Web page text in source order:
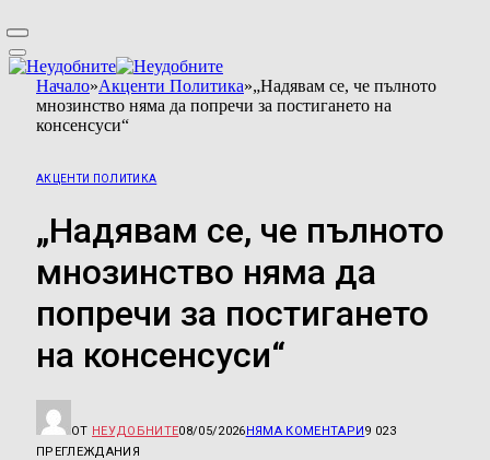
Начало»Акценти Политика»„Надявам се, че пълното
мнозинство няма да попречи за постигането на
консенсуси“
АКЦЕНТИ ПОЛИТИКА
„Надявам се, че пълното
мнозинство няма да
попречи за постигането
на консенсуси“
ОТ НЕУДОБНИТЕ08/05/2026НЯМА КОМЕНТАРИ9 023
ПРЕГЛЕЖДАНИЯ